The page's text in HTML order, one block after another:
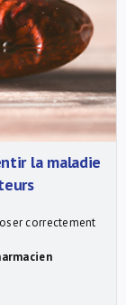
la maladie
correctement